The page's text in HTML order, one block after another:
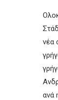
νέα
ανά